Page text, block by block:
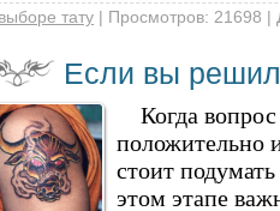
тату | Просмотров: 21698 |
Если вы
Когда вопрос
положительно
стоит
этом этапе